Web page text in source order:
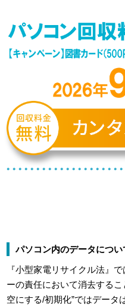
パソコン内のデータについ
『小型家電リサイクル法』
ーの責任において消去する
空にする/初期化”ではデータ